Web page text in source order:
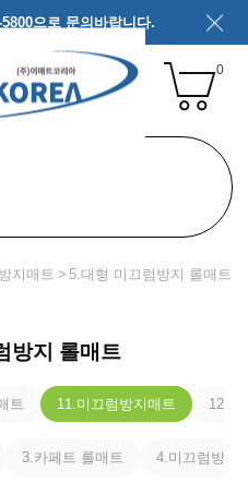
으로 문의바랍니다.
0
지매트 5.대형 미끄럼방지 롤매트
방지 롤매트
트 11.미끄럼방지매트 12.체
3.카페트 롤매트 4.미끄럼방지